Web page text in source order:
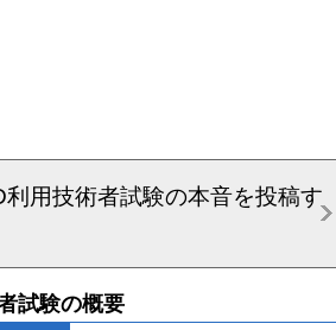
利用技術者試験の本音を投稿す
試験の概要